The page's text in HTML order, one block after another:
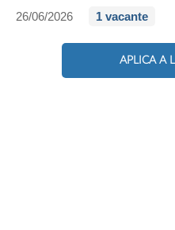
26/06/2026
1 vacante
APLICA A